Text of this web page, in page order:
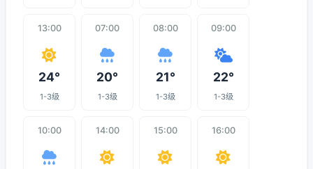
13:00
24°
1-3级
07:00
20°
1-3级
08:00
21°
1-3级
09:00
22°
1-3级
10:00 14:00 15:00 16:00